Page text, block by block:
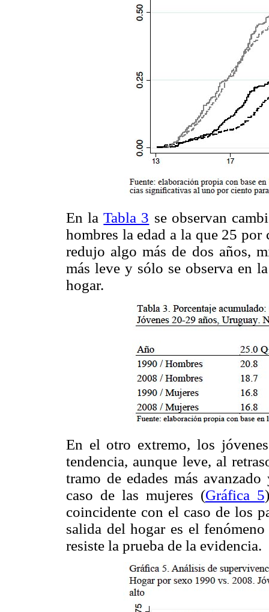
En laTabla 3 se observan
hombres la edad a la que 25 por
redujo algo más de dos años,
más leve y sólo se observa en
hogar.
En el otro extremo, los
tendencia, aunque leve, al
tramo de edades más
caso de las mujeres (Gráfica 5
coincidente con el caso de los
salida del hogar es el
resiste la prueba de la evidencia.